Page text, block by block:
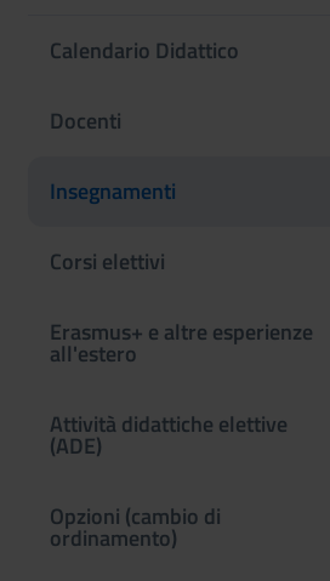
Calendario Didattico
Docenti
Insegnamenti
Corsi elettivi
Erasmus+ e altre esperienze
all'estero
Attività didattiche elettive
(ADE)
Opzioni (cambio di
ordinamento)